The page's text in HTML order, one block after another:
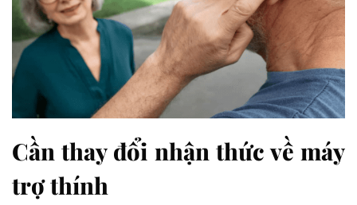
Cần thay đổi nhận thức về máy
trợ thính